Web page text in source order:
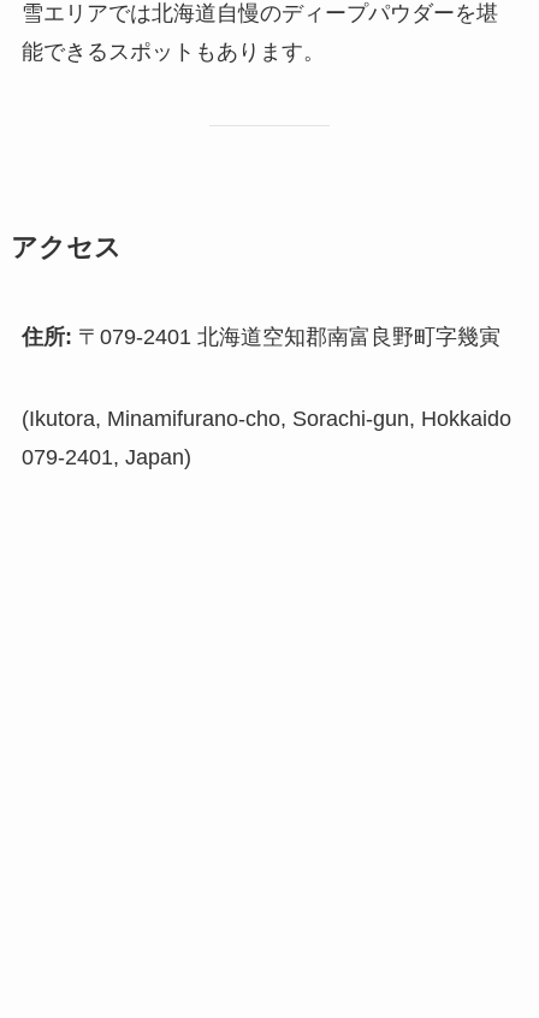
雪エリアでは北海道自慢のディープパウダーを堪
能できるスポットもあります。
アクセス
住所: 〒079-2401 北海道空知郡南富良野町字幾寅
(Ikutora, Minamifurano-cho, Sorachi-gun, Hokkaido
079-2401, Japan)